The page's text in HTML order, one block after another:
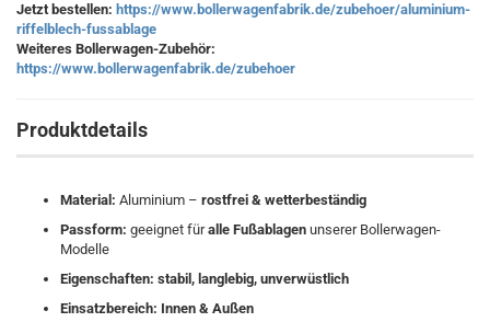
Jetzt bestellen: https://www.bollerwagenfabrik.de/zubehoer/aluminium-
riffelblech-fussablage
Weiteres Bollerwagen-Zubehör:
https://www.bollerwagenfabrik.de/zubehoer
Produktdetails
Material: Aluminium – rostfrei & wetterbeständig
Passform: geeignet füralle Fußablagen unserer Bollerwagen-
Modelle
Eigenschaften: stabil, langlebig, unverwüstlich
Einsatzbereich: Innen & Außen